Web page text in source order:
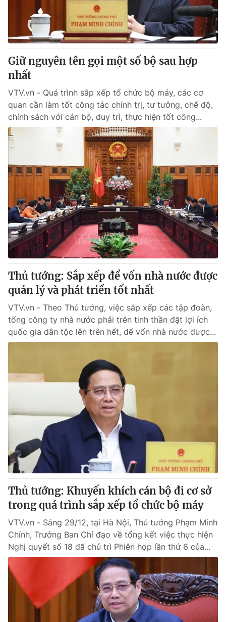
® Cấm sao chép dưới mọi hình thức nếu không có sự chấp
thuận bằng văn bản. Ghi rõ nguồn VTV.vn khi phát hành lại
thông tin từ website này.
Giữ nguyên tên gọi một số bộ sau hợp
nhất
VTV.vn - Quá trình sắp xếp tổ chức bộ máy, các cơ
quan cần làm tốt công tác chính trị, tư tưởng, chế độ,
chính sách với cán bộ, duy trì, thực hiện tốt công...
Thủ tướng: Sắp xếp để vốn nhà nước được
quản lý và phát triển tốt nhất
VTV.vn - Theo Thủ tướng, việc sắp xếp các tập đoàn,
tổng công ty nhà nước phải trên tinh thần đặt lợi ích
quốc gia dân tộc lên trên hết, để vốn nhà nước được...
Thủ tướng: Khuyến khích cán bộ đi cơ sở
trong quá trình sắp xếp tổ chức bộ máy
VTV.vn - Sáng 29/12, tại Hà Nội, Thủ tướng Phạm Minh
Chính, Trưởng Ban Chỉ đạo về tổng kết việc thực hiện
Nghị quyết số 18 đã chủ trì Phiên họp lần thứ 6 của...